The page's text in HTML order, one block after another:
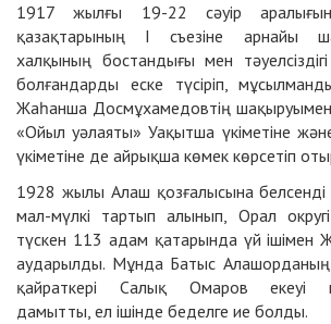
1917 жылғы 19-22 сәуір
қазақтарының I съезіне арнайы
халқының бостандығы мен
болғандарды ecкe түсiрiп,
Жаһанша Досмұхамедовтің шақыруымен
«Ойыл уәлаяты» Уақытша үкiметiне
үкіметіне де айрықша көмек көрсетiп
1928 жылы Алаш қозғалысына
мал-мүлкi тартып алынып, Орал
түскен 113 адам қатарында үй iшiмен
аударылды. Мұнда Батыс Алашорданың
қайраткері Салық Омаров екеуi
дамытты, ел iшiнде беделге ие болды.